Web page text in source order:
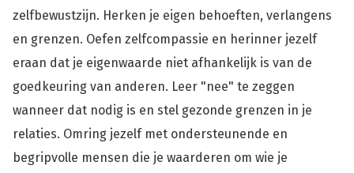
zelfbewustzijn. Herken je eigen behoeften, verlangens
en grenzen. Oefen zelfcompassie en herinner jezelf
eraan dat je eigenwaarde niet afhankelijk is van de
goedkeuring van anderen. Leer "nee" te zeggen
wanneer dat nodig is en stel gezonde grenzen in je
relaties. Omring jezelf met ondersteunende en
begripvolle mensen die je waarderen om wie je